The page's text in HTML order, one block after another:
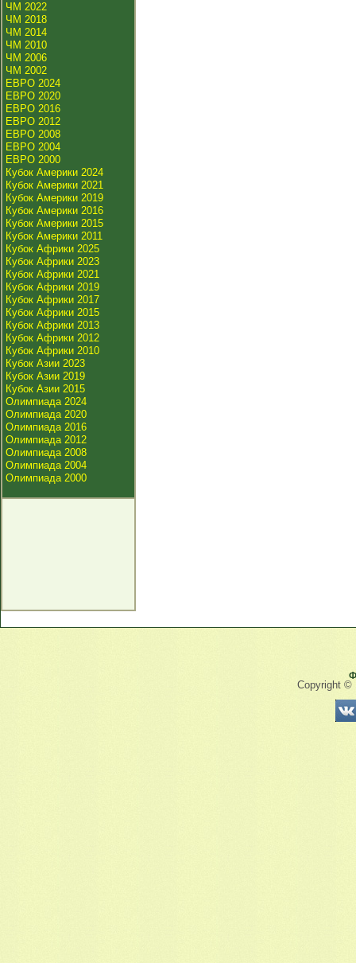
ЧМ 2022
ЧМ 2018
ЧМ 2014
ЧМ 2010
ЧМ 2006
ЧМ 2002
ЕВРО 2024
ЕВРО 2020
ЕВРО 2016
ЕВРО 2012
ЕВРО 2008
ЕВРО 2004
ЕВРО 2000
Кубок Америки 2024
Кубок Америки 2021
Кубок Америки 2019
Кубок Америки 2016
Кубок Америки 2015
Кубок Америки 2011
Кубок Африки 2025
Кубок Африки 2023
Кубок Африки 2021
Кубок Африки 2019
Кубок Африки 2017
Кубок Африки 2015
Кубок Африки 2013
Кубок Африки 2012
Кубок Африки 2010
Кубок Азии 2023
Кубок Азии 2019
Кубок Азии 2015
Олимпиада 2024
Олимпиада 2020
Олимпиада 2016
Олимпиада 2012
Олимпиада 2008
Олимпиада 2004
Олимпиада 2000
Copyright ©